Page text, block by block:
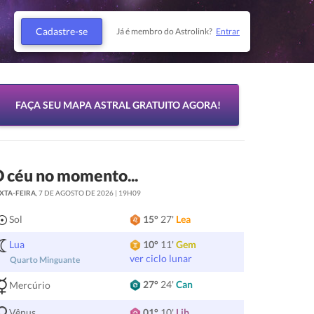
Cadastre-se Já é membro do Astrolink? Entrar
FAÇA SEU MAPA ASTRAL GRATUITO AGORA!
céu no momento...
FEIRA , 7 DE AGOSTO DE 2026 | 19H09
Sol 15° 27' Lea
Lua
Quarto Minguante
10° 11'Gem
ver ciclo lunar
Mercúrio 27° 24'Can